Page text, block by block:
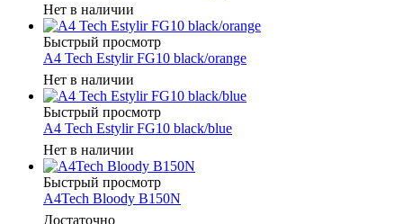
Нет в наличии
Быстрый просмотр
A4 Tech Estylir FG10 black/orange
Нет в наличии
Быстрый просмотр
A4 Tech Estylir FG10 black/blue
Нет в наличии
Быстрый просмотр
A4Tech Bloody B150N
Достаточно